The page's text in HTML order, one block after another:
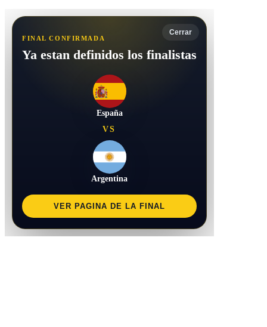
Cerrar
FINAL CONFIRMADA
Ya estan definidos los finalistas
España
VS
Argentina
VER PAGINA DE LA FINAL